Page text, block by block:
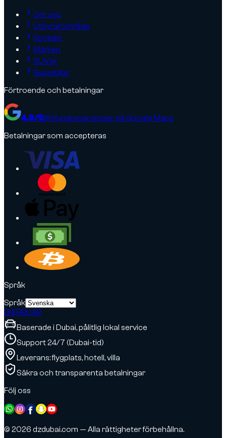
Om oss
Uthyrarområde
Kontakt
Märken
SUV:er
Superbilar
Förtroende och betalningar
4.9/518 Kundrecensioner på Google Maps
Betalningar som accepteras
Språk
Språk
ENFRRUAR
Baserade i Dubai, pålitlig lokal service
Support 24/7 (Dubai-tid)
Leverans: flygplats, hotell, villa
Säkra och transparenta betalningar
Följ oss
© 2026 dzdubai.com — Alla rättigheter förbehållna.